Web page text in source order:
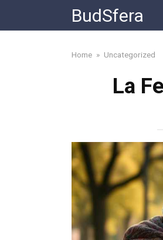
content
BudSfera
Home » Uncategorized
La